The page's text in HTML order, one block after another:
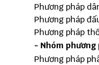
Phương pháp
Phương pháp
Phương pháp
- Nhóm
Phương pháp